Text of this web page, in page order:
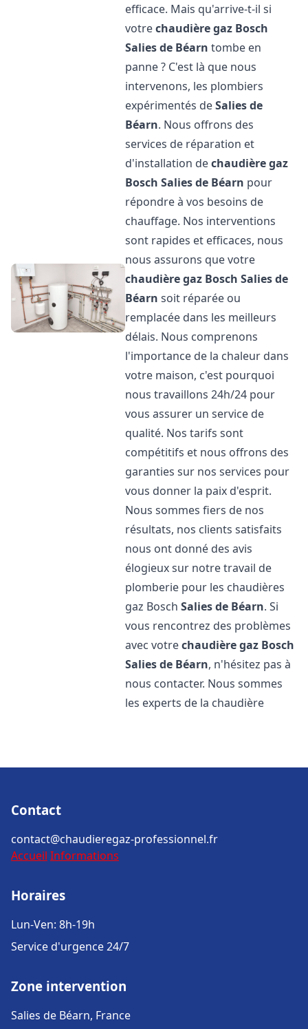
efficace. Mais qu'arrive-t-il si
votrechaudière gaz Bosch
Salies de Béarn tombe en
panne ? C'est là que nous
intervenons, les plombiers
expérimentés deSalies de
Béarn. Nous offrons des
services de réparation et
d'installation dechaudière gaz
Bosch Salies de Béarn pour
répondre à vos besoins de
chauffage. Nos interventions
sont rapides et efficaces, nous
nous assurons que votre
chaudière gaz Bosch Salies de
Béarn soit réparée ou
remplacée dans les meilleurs
délais. Nous comprenons
l'importance de la chaleur dans
votre maison, c'est pourquoi
nous travaillons 24h/24 pour
vous assurer un service de
qualité. Nos tarifs sont
compétitifs et nous offrons des
garanties sur nos services pour
vous donner la paix d'esprit.
Nous sommes fiers de nos
résultats, nos clients satisfaits
nous ont donné des avis
élogieux sur notre travail de
plomberie pour les chaudières
gaz BoschSalies de Béarn. Si
vous rencontrez des problèmes
avec votrechaudière gaz Bosch
Salies de Béarn, n'hésitez pas à
nous contacter. Nous sommes
les experts de la chaudière
Contact
contact@chaudieregaz-professionnel.fr
Accueil Informations
Horaires
Lun-Ven: 8h-19h
Service d'urgence 24/7
Zone intervention
Salies de Béarn, France